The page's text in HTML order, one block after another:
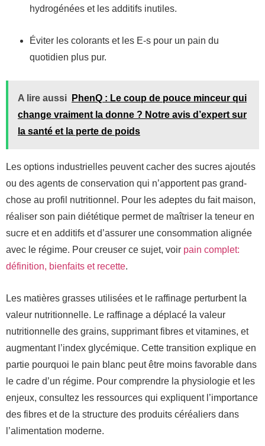
hydrogénées et les additifs inutiles.
Éviter les colorants et les E-s pour un pain du
quotidien plus pur.
A lire aussi
PhenQ : Le coup de pouce minceur qui
change vraiment la donne ? Notre avis d’expert sur
la santé et la perte de poids
Les options industrielles peuvent cacher des sucres ajoutés
ou des agents de conservation qui n’apportent pas grand-
chose au profil nutritionnel. Pour les adeptes du fait maison,
réaliser son pain diététique permet de maîtriser la teneur en
sucre et en additifs et d’assurer une consommation alignée
avec le régime. Pour creuser ce sujet, voir pain complet:
définition, bienfaits et recette.
Les matières grasses utilisées et le raffinage perturbent la
valeur nutritionnelle. Le raffinage a déplacé la valeur
nutritionnelle des grains, supprimant fibres et vitamines, et
augmentant l’index glycémique. Cette transition explique en
partie pourquoi le pain blanc peut être moins favorable dans
le cadre d’un régime. Pour comprendre la physiologie et les
enjeux, consultez les ressources qui expliquent l’importance
des fibres et de la structure des produits céréaliers dans
l’alimentation moderne.